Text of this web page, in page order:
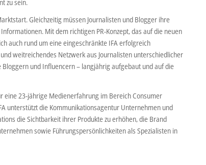
zu sein.
Gleichzeitig müssen Journalisten und Blogger ihre
Mit dem richtigen PR-Konzept, das auf die neuen
auch rund um eine eingeschränkte IFA erfolgreich
weitreichendes Netzwerk aus Journalisten unterschiedlicher
Bloggern und Influencern – langjährig aufgebaut und auf die
eine 23-jährige Medienerfahrung im Bereich Consumer
unterstützt die Kommunikationsagentur Unternehmen und
die Sichtbarkeit ihrer Produkte zu erhöhen, die Brand
sowie Führungspersönlichkeiten als Spezialisten in